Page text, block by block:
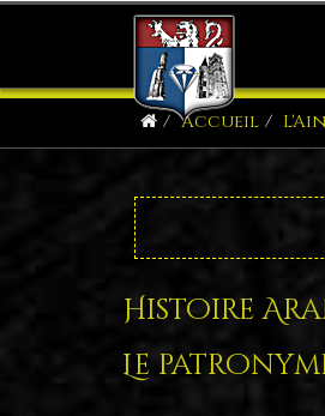
Accueil L'Ain
Histoire
Le